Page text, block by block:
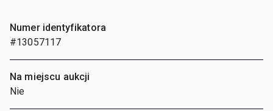
Numer identyfikatora
#13057117
Na miejscu aukcji
Nie